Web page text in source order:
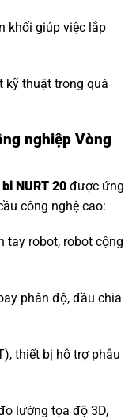
khối giúp việc lắp
kỹ thuật trong quá
nghiệp Vòng
NURT 20 được ứng
công nghệ cao:
tay robot, robot cộng
phân độ, đầu chia
thiết bị hỗ trợ phẫu
lường tọa độ 3D,